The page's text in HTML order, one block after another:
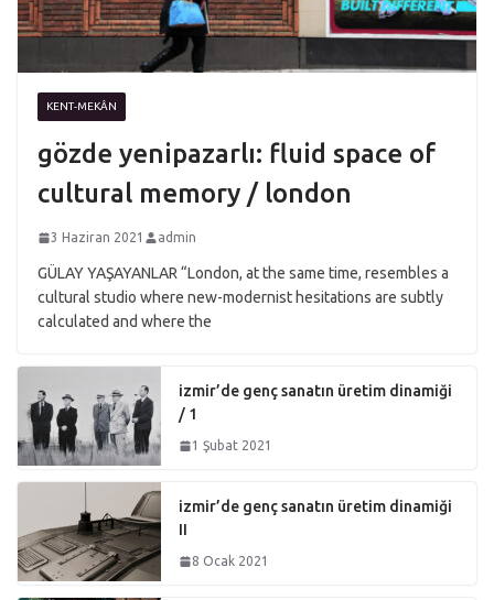
KENT-MEKÂN
gözde yenipazarlı: fluid space of
cultural memory / london
3 Haziran 2021 admin
GÜLAY YAŞAYANLAR “London, at the same time, resembles a
cultural studio where new-modernist hesitations are subtly
calculated and where the
izmir’de genç sanatın üretim dinamiği
/ 1
1 Şubat 2021
izmir’de genç sanatın üretim dinamiği
II
8 Ocak 2021